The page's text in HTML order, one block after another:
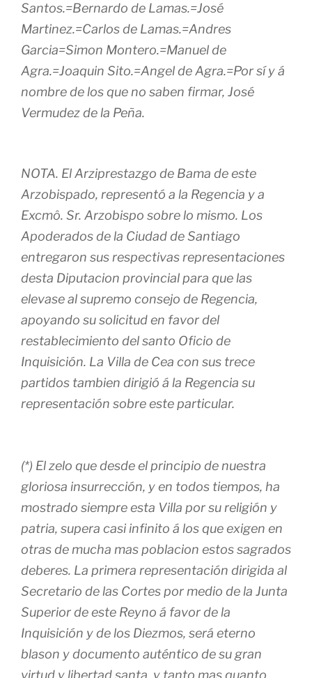
Santos.=Bernardo de Lamas.=José
Martinez.=Carlos de Lamas.=Andres
Garcia=Simon Montero.=Manuel de
Agra.=Joaquin Sito.=Angel de Agra.=Por sí y á
nombre de los que no saben firmar, José
Vermudez de la Peña.
NOTA. El Arziprestazgo de Bama de este
Arzobispado, representó a la Regencia y a
Excmô. Sr. Arzobispo sobre lo mismo. Los
Apoderados de la Ciudad de Santiago
entregaron sus respectivas representaciones
desta Diputacion provincial para que las
elevase al supremo consejo de Regencia,
apoyando su solicitud en favor del
restablecimiento del santo Oficio de
Inquisición. La Villa de Cea con sus trece
partidos tambien dirigió á la Regencia su
representación sobre este particular.
(*) El zelo que desde el principio de nuestra
gloriosa insurrección, y en todos tiempos, ha
mostrado siempre esta Villa por su religión y
patria, supera casi infinito á los que exigen en
otras de mucha mas poblacion estos sagrados
deberes. La primera representación dirigida al
Secretario de las Cortes por medio de la Junta
Superior de este Reyno á favor de la
Inquisición y de los Diezmos, será eterno
blason y documento auténtico de su gran
virtud y libertad santa, y tanto mas quanto